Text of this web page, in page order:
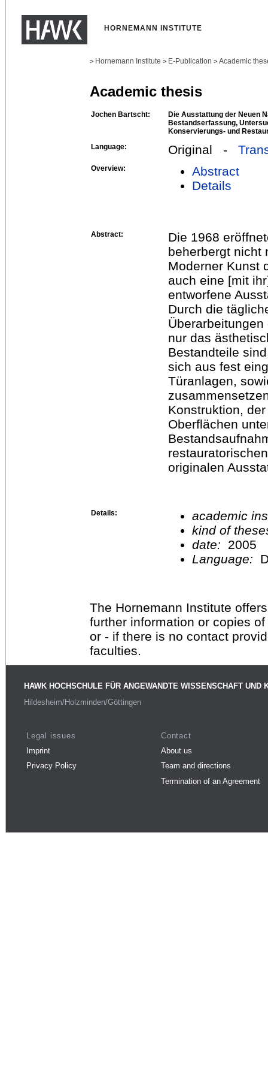
HORNEMANN INSTITUTE
> Hornemann Institute > E-Publication > Academic
Academic thesis
Jochen Bartscht:
Die Ausstattung der Neuen
Bestandserfassung,
Konservierungs- und
Language:
Original -
Overview:
Abstract
Details
Abstract:
Die 1968
beherbergt nicht
Moderner Kunst
auch eine [mit
entworfene
Durch die
nur das
Bestandteile
sich aus fest
Türanlagen,
Konstruktion,
Oberflächen
originalen
Details:
academic
kind of
date:
2005
Language:
The Hornemann Institute
further information or copies
or - if there is no contact
faculties.
HAWK HOCHSCHULE FÜR ANGEWANDTE WISSENSCHAFT UND
Hildesheim/Holzminden/Göttingen
Legal issues
Imprint
Privacy Policy
Contact
About us
Team and directions
Termination of an Agreement